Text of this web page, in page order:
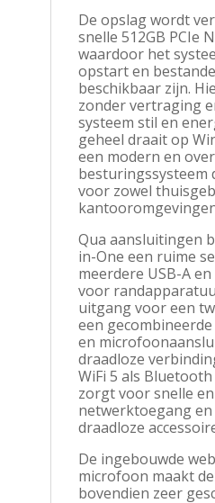
De opslag wordt
snelle 512GB PCIe
waardoor het
opstart en
beschikbaar zijn.
zonder vertraging
systeem stil en
geheel draait op
een modern en
besturingssysteem
voor zowel
Qua aansluitingen
in-One een ruime
meerdere USB-A
voor
uitgang voor een
een
en
draadloze
WiFi 5 als
zorgt voor snelle
netwerktoegang
draadloze
De ingebouwde
microfoon maakt
bovendien zeer